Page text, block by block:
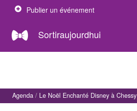
Publier un événement
Sortiraujourdhui
Agenda Le Noël Enchanté Disney à Chessy